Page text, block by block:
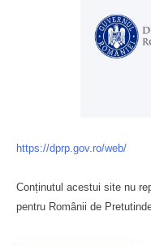
https://dprp.gov.ro/web/
Conținutul acestui site nu
pentru Românii de